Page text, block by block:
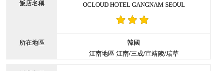
OCLOUD HOTEL GANGNAM SEOUL
韓國
江南地區-江南/三成/宣靖陵/瑞草